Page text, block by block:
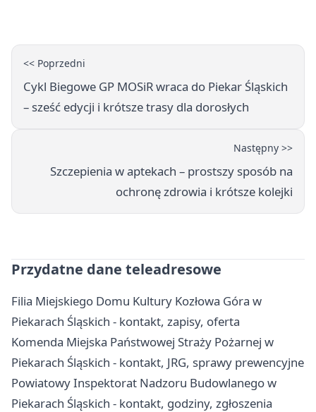
<< Poprzedni
Cykl Biegowe GP MOSiR wraca do Piekar Śląskich
– sześć edycji i krótsze trasy dla dorosłych
Następny >>
Szczepienia w aptekach – prostszy sposób na
ochronę zdrowia i krótsze kolejki
Przydatne dane teleadresowe
Filia Miejskiego Domu Kultury Kozłowa Góra w
Piekarach Śląskich - kontakt, zapisy, oferta
Komenda Miejska Państwowej Straży Pożarnej w
Piekarach Śląskich - kontakt, JRG, sprawy prewencyjne
Powiatowy Inspektorat Nadzoru Budowlanego w
Piekarach Śląskich - kontakt, godziny, zgłoszenia